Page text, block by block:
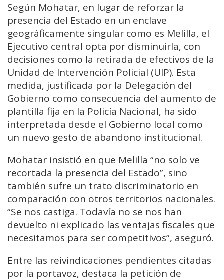
Según Mohatar, en lugar de reforzar la
presencia del Estado en un enclave
geográficamente singular como es Melilla, el
Ejecutivo central opta por disminuirla, con
decisiones como la retirada de efectivos de la
Unidad de Intervención Policial (UIP). Esta
medida, justificada por la Delegación del
Gobierno como consecuencia del aumento de
plantilla fija en la Policía Nacional, ha sido
interpretada desde el Gobierno local como
un nuevo gesto de abandono institucional.
Mohatar insistió en que Melilla “no solo ve
recortada la presencia del Estado”, sino
también sufre un trato discriminatorio en
comparación con otros territorios nacionales.
“Se nos castiga. Todavía no se nos han
devuelto ni explicado las ventajas fiscales que
necesitamos para ser competitivos”, aseguró.
Entre las reivindicaciones pendientes citadas
por la portavoz, destaca la petición de